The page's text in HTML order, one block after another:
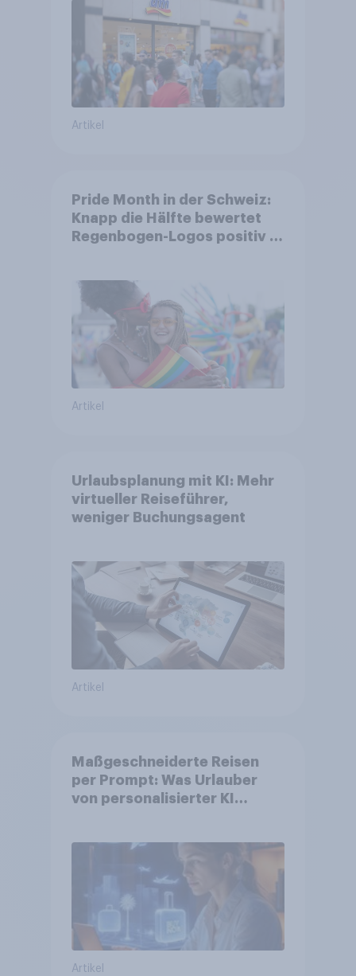
Artikel
Pride Month in der Schweiz:
Knapp die Hälfte bewertet
Regenbogen-Logos positiv –
Artikel
Urlaubsplanung mit KI: Mehr
virtueller Reiseführer,
weniger Buchungsagent
Artikel
Maßgeschneiderte Reisen
per Prompt: Was Urlauber
von personalisierter KI
bereits genutzt werden
Artikel